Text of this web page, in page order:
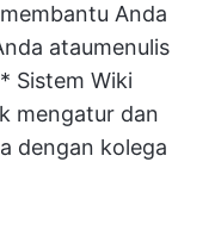
Anda
ataumenulis
* Sistem Wiki
mengatur dan
dengan kolega